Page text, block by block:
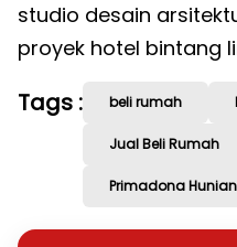
studio desain
proyek hotel bintang
Tags : beli rumah
Jual Beli Rumah
Primadona